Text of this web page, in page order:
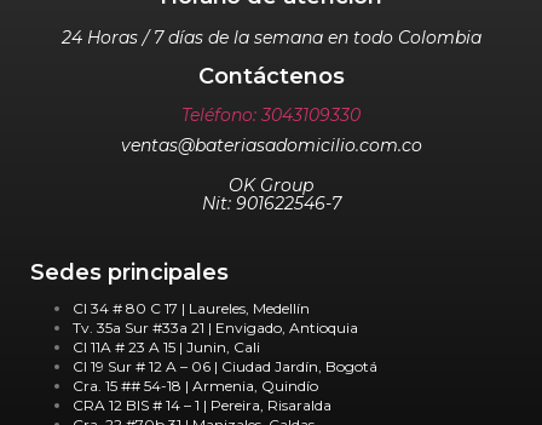
24 Horas / 7 días de la semana en todo Colombia
Contáctenos
Teléfono: 3043109330
ventas@bateriasadomicilio.com.co
OK Group
Nit: 901622546-7
Sedes principales
Cl 34 # 80 C 17 | Laureles, Medellín
Tv. 35a Sur #33a 21 | Envigado, Antioquia
Cl 11A # 23 A 15 | Junin, Cali
Cl 19 Sur # 12 A – 06 | Ciudad Jardín, Bogotá
Cra. 15 ## 54-18 | Armenia, Quindío
CRA 12 BIS # 14 – 1 | Pereira, Risaralda